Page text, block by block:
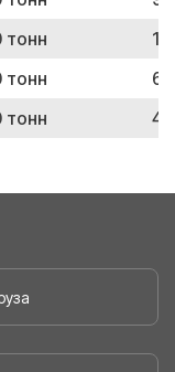
тонн
тонн
тонн